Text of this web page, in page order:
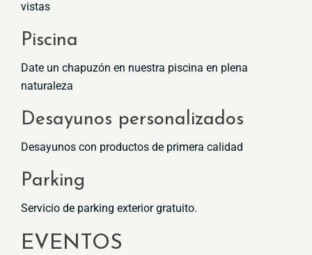
vistas
Piscina
Date un chapuzón en nuestra piscina en plena
naturaleza
Desayunos personalizados
Desayunos con productos de primera calidad
Parking
Servicio de parking exterior gratuito.
EVENTOS